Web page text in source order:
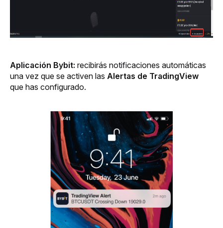
Aplicación Bybit: recibirás notificaciones automáticas
una vez que se activen las Alertas de TradingView
que has configurado.